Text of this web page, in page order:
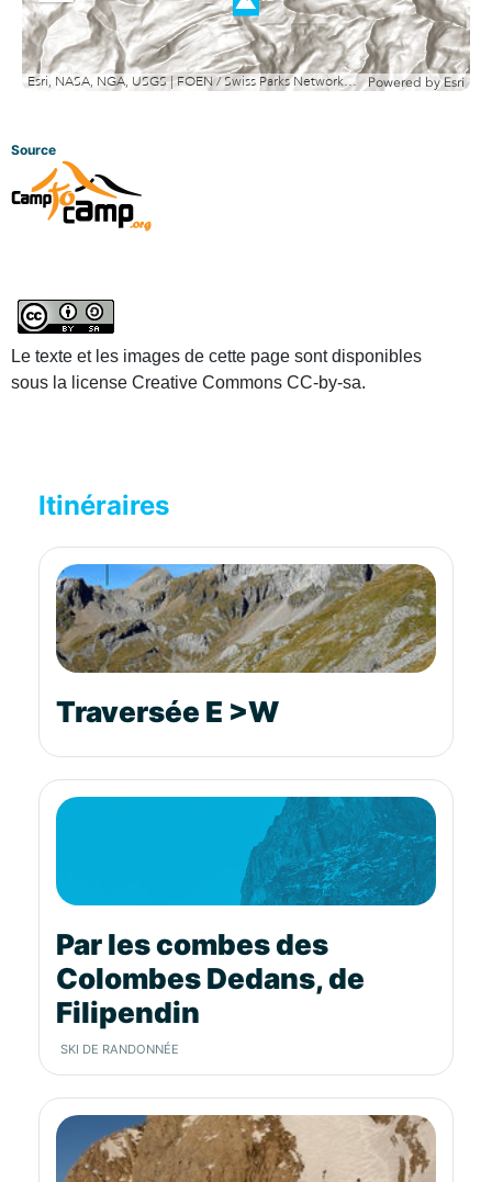
out
Esri, NASA, NGA, USGS | FOEN / Swiss Parks Network, swisstopo, Esri, TomTom, Garmin, METI/NASA, USGS Powered by Esri
Source
Le texte et les images de cette page sont disponibles
sous la license Creative Commons CC-by-sa.
Itinéraires
Traversée E >W
Par les combes des
Colombes Dedans, de
Filipendin
SKI DE RANDONNÉE